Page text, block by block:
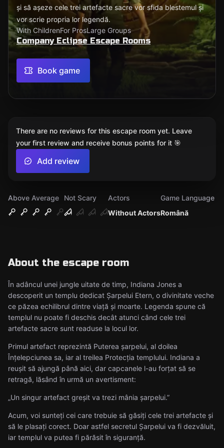
și să așeze cele trei artefacte sacre vor sfida blestemul și
vor scrie propria lor legendă.
With ChildrenFor ProsLarge Groups
Company Eclipse Escape Rooms
Book game
Above Average
Not Scary
Without Actors
Actors
Română
Game Language
About the escape room
În adâncul unei jungle uitate de timp, Indiana Jones a
descoperit un templu dedicat Șarpelui Etern, o divinitate veche
ce păzea echilibrul dintre viață și moarte. Legenda spune că
templul nu poate fi deschis decât atunci când cele trei
artefacte sacre sunt readuse la locul lor.
Primul artefact reprezintă Puterea șarpelui, al doilea
Înțelepciunea sa, iar al treilea Protecția templului. Indiana a
reușit să ajungă până aici, dar capcanele l-au forțat să se
retragă, lăsând în urmă un avertisment:
„Un singur artefact greșit va trezi mânia șarpelui.”
Acum, voi sunteți cei care trebuie să găsiți cele trei artefacte și
să le plasați corect. Doar astfel secretul Șarpelui va fi dezvăluit,
iar templul va putea fi părăsit în siguranță.
There are no reviews for this escape room yet. Leave
your first review and receive bonus points for it 🎯
Add review